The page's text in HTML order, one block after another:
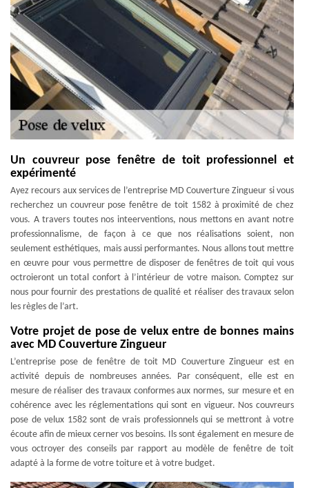
Un couvreur pose fenêtre de toit professionnel et
expérimenté
Ayez recours aux services de l’entreprise MD Couverture Zingueur si vous
recherchez un couvreur pose fenêtre de toit 1582 à proximité de chez
vous. A travers toutes nos inteerventions, nous mettons en avant notre
professionnalisme, de façon à ce que nos réalisations soient, non
seulement esthétiques, mais aussi performantes. Nous allons tout mettre
en œuvre pour vous permettre de disposer de fenêtres de toit qui vous
octroieront un total confort à l’intérieur de votre maison. Comptez sur
nous pour fournir des prestations de qualité et réaliser des travaux selon
les règles de l’art.
Votre projet de pose de velux entre de bonnes mains
avec MD Couverture Zingueur
L’entreprise pose de fenêtre de toit MD Couverture Zingueur est en
activité depuis de nombreuses années. Par conséquent, elle est en
mesure de réaliser des travaux conformes aux normes, sur mesure et en
cohérence avec les réglementations qui sont en vigueur. Nos couvreurs
pose de velux 1582 sont de vrais professionnels qui se mettront à votre
écoute afin de mieux cerner vos besoins. Ils sont également en mesure de
vous octroyer des conseils par rapport au modèle de fenêtre de toit
adapté à la forme de votre toiture et à votre budget.